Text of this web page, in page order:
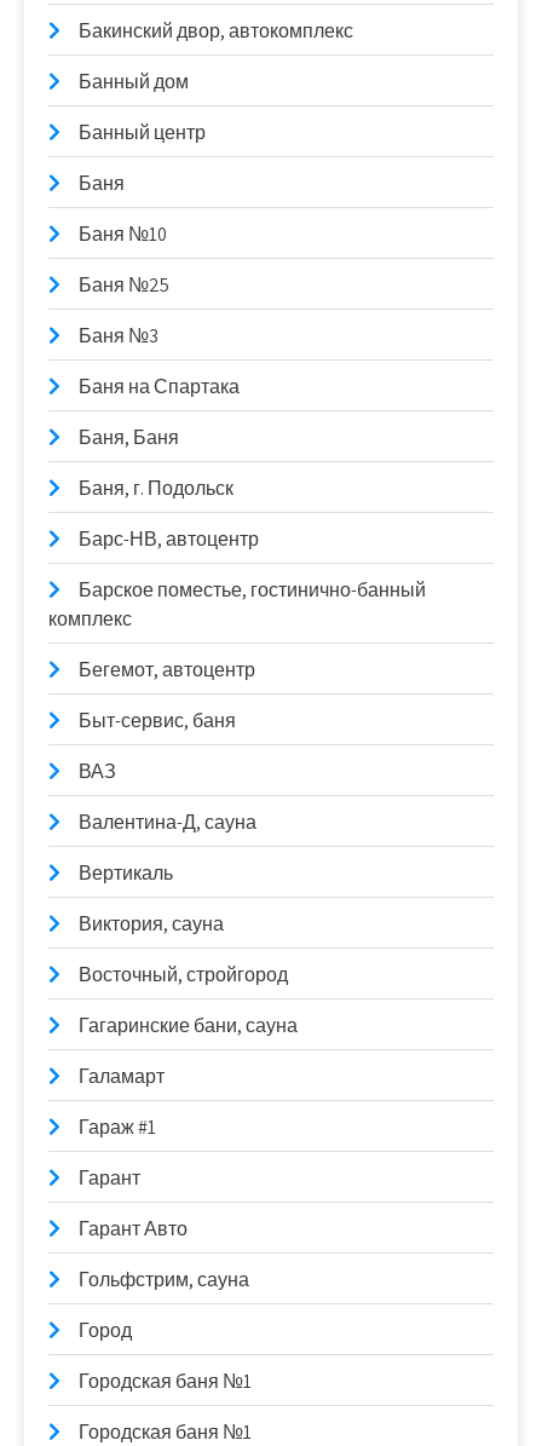
Бакинский двор, автокомплекс
Банный дом
Банный центр
Баня
Баня №10
Баня №25
Баня №3
Баня на Спартака
Баня, Баня
Баня, г. Подольск
Барс-НВ, автоцентр
Барское поместье, гостинично-банный
комплекс
Бегемот, автоцентр
Быт-сервис, баня
ВАЗ
Валентина-Д, сауна
Вертикаль
Виктория, сауна
Восточный, стройгород
Гагаринские бани, сауна
Галамарт
Гараж #1
Гарант
Гарант Авто
Гольфстрим, сауна
Город
Городская баня №1
Городская баня №1